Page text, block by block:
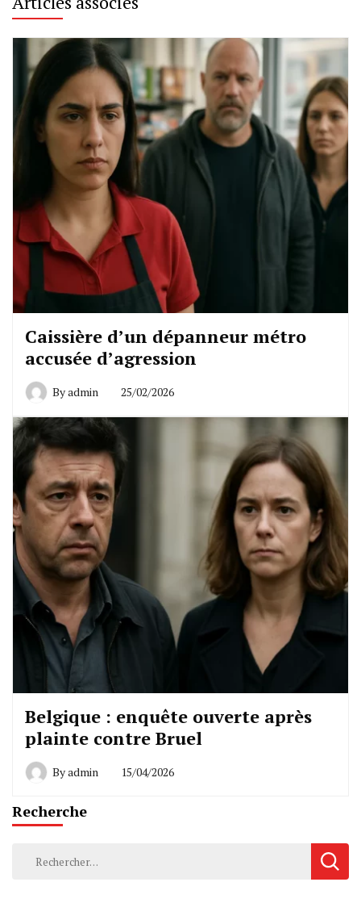
Caissière d’un dépanneur métro
accusée d’agression
Byadmin 25/02/2026
Belgique : enquête ouverte après
plainte contre Bruel
Byadmin 15/04/2026
Recherche
Rechercher :